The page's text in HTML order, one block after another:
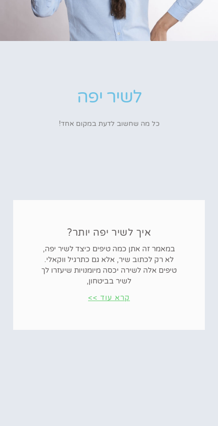
לשיר יפה
כל מה שחשוב לדעת במקום אחד!
איך לשיר יפה יותר?
במאמר זה אתן כמה טיפים כיצד לשיר יפה,
לא רק לכתוב שיר, אלא גם כתרגיל ווקאלי.
טיפים אלה לשירה יכסה מיומנויות שיעזרו לך
לשיר בביטחון,
קרא עוד >>